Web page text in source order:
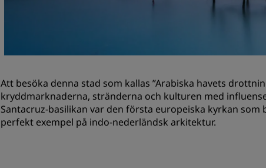
Begär en offert
Branschlösningar
Sök flyg
Sök flyg
Att besöka denna stad som kallas ”Arabiska havets
kryddmarknaderna, stränderna och kulturen med
Santacruz-basilikan var den första europeiska kyrkan
perfekt exempel på indo-nederländsk arkitektur.